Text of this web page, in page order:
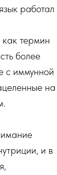
работал
как термин
более
с иммунной
на
и в